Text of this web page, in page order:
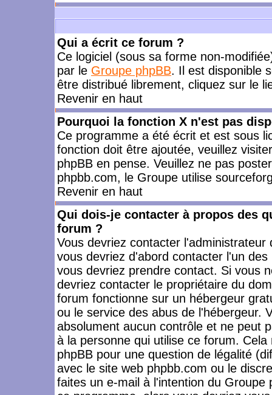
Qui a écrit ce forum ?
Ce logiciel (sous sa forme non-
par le Groupe phpBB. Il est disponible
être distribué librement, cliquez sur le
Revenir en haut
Pourquoi la fonction X n'est pas
Ce programme a été écrit et est sous
fonction doit être ajoutée, veuillez
phpBB en pense. Veuillez ne pas
phpbb.com, le Groupe utilise
Revenir en haut
Qui dois-je contacter à propos des
forum ?
Vous devriez contacter
vous devriez d'abord contacter l'un
vous devriez prendre contact. Si vous
devriez contacter le propriétaire du
forum fonctionne sur un hébergeur
ou le service des abus de l'hébergeur.
absolument aucun contrôle et ne peut
à la personne qui utilise ce forum.
phpBB pour une question de légalité
avec le site web phpbb.com ou le
faites un e-mail à l'intention du